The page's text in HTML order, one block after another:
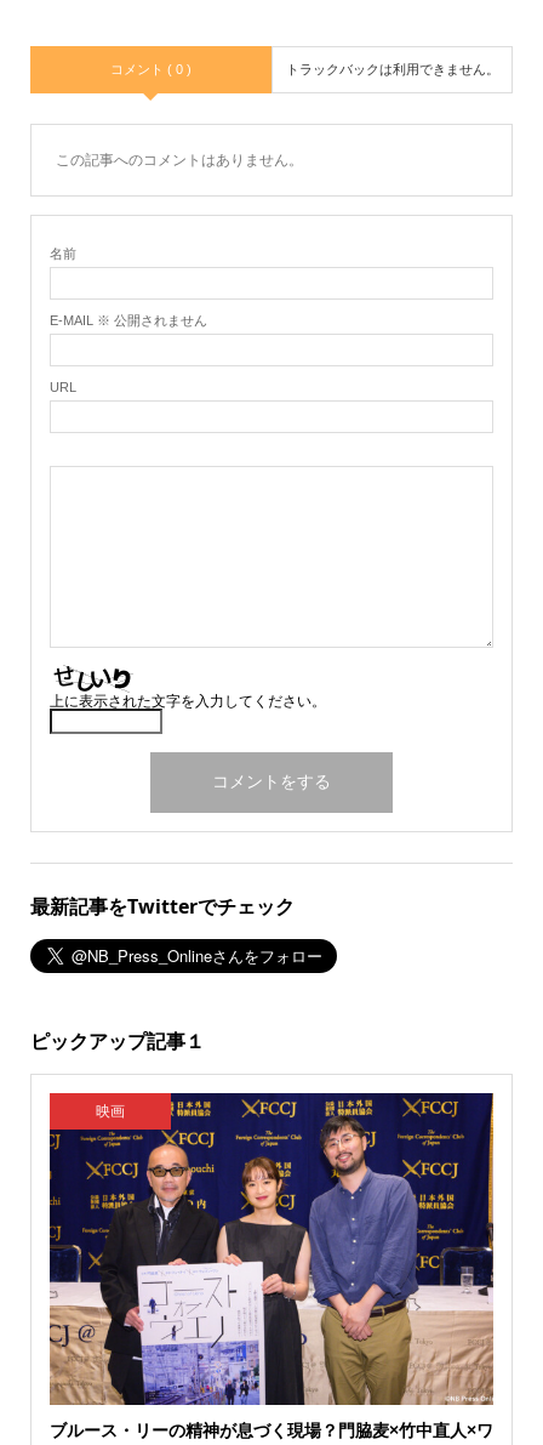
コメント ( 0 ) トラックバックは利用できません。
この記事へのコメントはありません。
名前
E-MAIL ※ 公開されません
URL
上に表示された文字を入力してください。
最新記事をTwitterでチェック
ピックアップ記事１
映画
ブルース・リーの精神が息づく現場？門脇麦×竹中直人×ワ